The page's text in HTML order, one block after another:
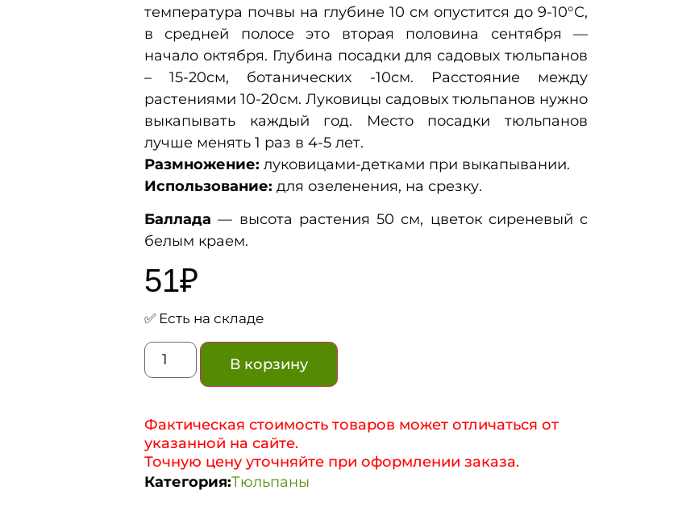
температура почвы на глубине 10 см опустится до 9-10°С,
в средней полосе это вторая половина сентября —
начало октября. Глубина посадки для садовых тюльпанов
– 15-20см, ботанических -10см. Расстояние между
растениями 10-20см. Луковицы садовых тюльпанов нужно
выкапывать каждый год. Место посадки тюльпанов
лучше менять 1 раз в 4-5 лет.
Размножение: луковицами-детками при выкапывании.
Использование: для озеленения, на срезку.
Баллада — высота растения 50 см, цветок сиреневый с
белым краем.
51₽
✅ Есть на складе
В корзину
Фактическая стоимость товаров может отличаться от
указанной на сайте.
Точную цену уточняйте при оформлении заказа.
Категория:Тюльпаны